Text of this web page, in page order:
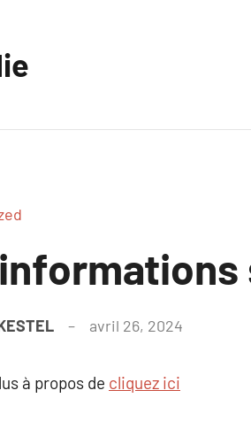
avril 26, 2024
à propos de cliquez ici